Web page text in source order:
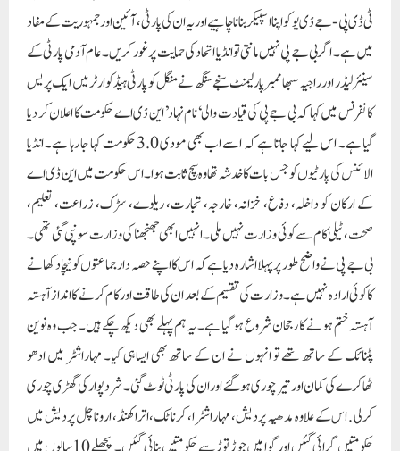
ٹی ڈی پی-جے ڈی یو کو اپنا اسپیکر بنانا چاہیے اور یہ ان کی پارٹی، آئین اور جمہوریت کے مفاد
میں ہے۔ اگر بی جے پی نہیں مانتی تو انڈیا اتحاد کی حمایت پر غور کریں۔ عام آدمی پارٹی کے
سینئر لیڈر اور راجیہ سبھا ممبر پارلیمنٹ سنجے سنگھ نے منگل کو پارٹی ہیڈکوارٹر میں ایک پریس
کانفرنس میں کہا کہ بی جے پی کی قیادت والی ‘نام نہاد’ این ڈی اے حکومت کا اعلان کر دیا
گیا ہے۔ اس لیے کہا جاتا ہے کہ اسے اب بھی مودی 3.0 حکومت کہا جا رہا ہے۔ انڈیا
الائنس کی پارٹیوں کو جس بات کا خدشہ تھا وہ سچ ثابت ہوا۔ اس حکومت میں این ڈی اے
کے ارکان کو داخلہ، دفاع، خزانہ، خارجہ، تجارت، ریلوے، سڑک، زراعت، تعلیم،
صحت، ٹیلی کام سے کوئی وزارت نہیں ملی۔ انہیں ابھی جھنجھنا کی وزارت سونپی گئی تھی۔
بی جے پی نے واضح طور پر پہلا اشارہ دیا ہے کہ اس کا اپنے حصہ دار جماعتوں کو نیچا دکھانے
کا کوئی ارادہ نہیں ہے۔وزارت کی تقسیم کے بعد ان کی طاقت اور کام کرنے کا انداز آہستہ
آہستہ ختم ہونے کا رجحان شروع ہو گیا ہے۔ یہ ہم پہلے بھی دیکھ چکے ہیں۔ جب وہ نوین
پٹنائک کے ساتھ تھے تو انہوں نے ان کے ساتھ بھی ایسا ہی کیا۔ مہاراشٹر میں ادھو
ٹھاکرے کی کمان اور تیر چوری ہو گئے اور ان کی پارٹی ٹوٹ گئی۔ شرد پوار کی گھڑی چوری
کرلی . اس کے علاوہ مدھیہ پردیش، مہاراشٹرا، کرناٹک، اتراکھنڈ، اروناچل پردیش میں